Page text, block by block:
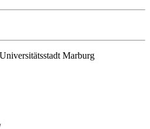
Marburg